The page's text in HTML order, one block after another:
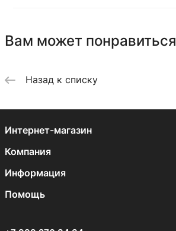
Вам может понравиться
Назад к списку
Интернет-магазин
Компания
Информация
Помощь